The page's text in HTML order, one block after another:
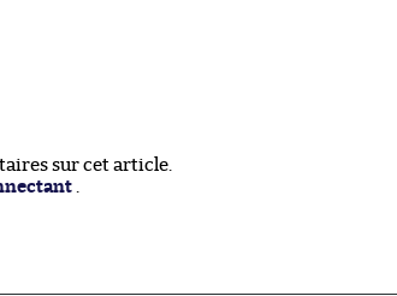
sur cet article.
.